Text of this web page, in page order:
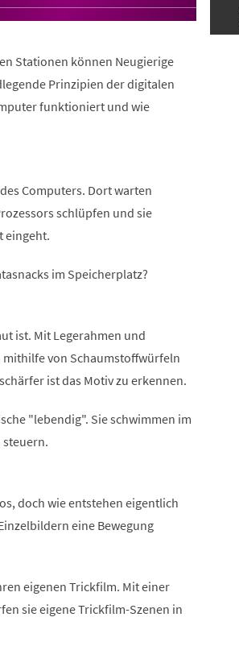
Stationen können Neugierige
Prinzipien der digitalen
funktioniert und wie
Computers. Dort warten
schlüpfen und sie
eingeht.
im Speicherplatz?
ist. Mit Legerahmen und
von Schaumstoffwürfeln
ist das Motiv zu erkennen.
"lebendig". Sie schwimmen im
steuern.
doch wie entstehen eigentlich
eine Bewegung
eigenen Trickfilm. Mit einer
sie eigene Trickfilm-Szenen in